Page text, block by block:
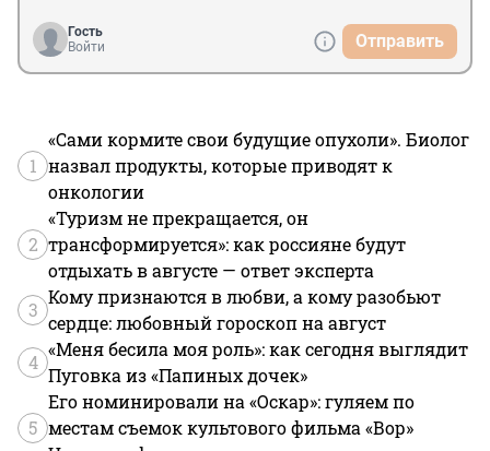
Гость
Войти
Отправить
1
«Сами кормите свои будущие опухоли». Биолог
назвал продукты, которые приводят к
онкологии
2
«Туризм не прекращается, он
трансформируется»: как россияне будут
отдыхать в августе — ответ эксперта
3
Кому признаются в любви, а кому разобьют
сердце: любовный гороскоп на август
4
«Меня бесила моя роль»: как сегодня выглядит
Пуговка из «Папиных дочек»
5
Его номинировали на «Оскар»: гуляем по
местам съемок культового фильма «Вор»